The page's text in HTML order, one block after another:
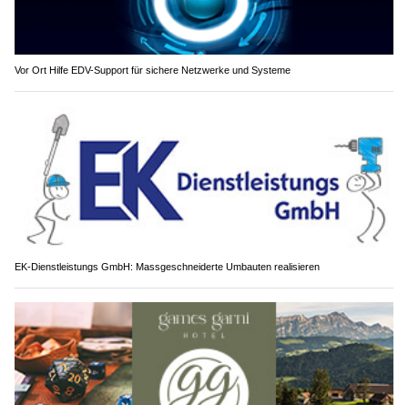
Vor Ort Hilfe EDV-Support für sichere Netzwerke und Systeme
EK-Dienstleistungs GmbH: Massgeschneiderte Umbauten realisieren